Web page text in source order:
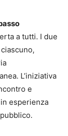
a tutti. I due
L’iniziativa
e
esperienza